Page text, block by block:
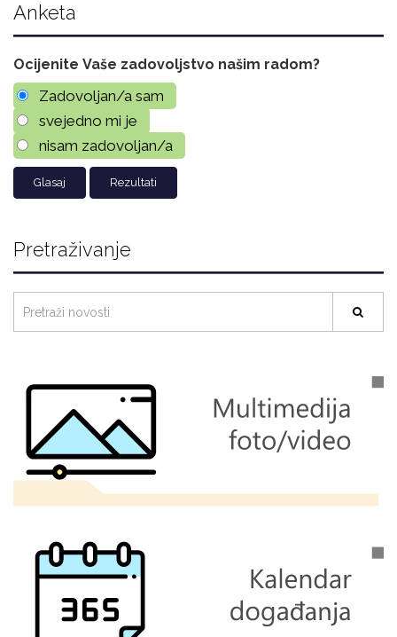
Anketa
Ocijenite Vaše zadovoljstvo našim radom?
Zadovoljan/a sam
svejedno mi je
nisam zadovoljan/a
Rezultati
Pretraživanje